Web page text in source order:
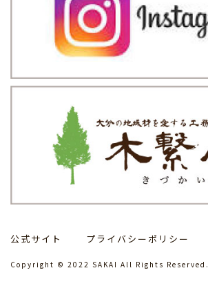
公式サイト プライバシーポリシー
Copyright © 2022 SAKAI All Rights Reserved.